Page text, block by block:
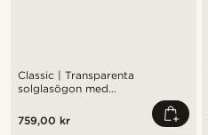
Classic | Transparenta
solglasögon med
759,00 kr